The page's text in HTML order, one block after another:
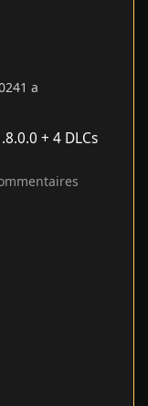
1 a
+ 4 DLCs